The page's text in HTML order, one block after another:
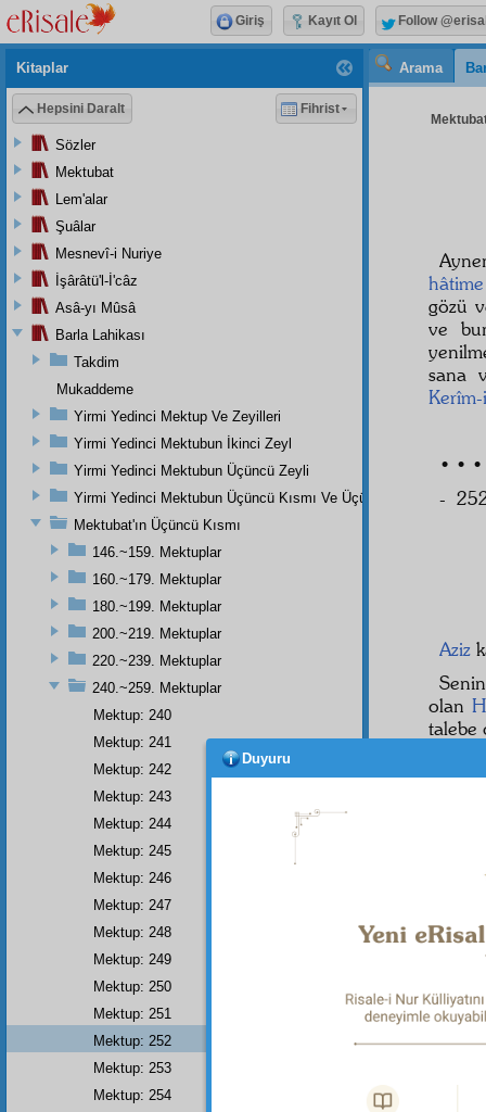
Arama
hâtime
gözü
ve
sana
• • •
-
Aziz
olan
talebe
anıp
17:44.
Kitaplar
Hepsini Daralt Fihrist
Sözler
Mektubat
Lem'alar
Şuâlar
Mesnevî-i Nuriye
İşârâtü'l-İ'câz
Asâ-yı Mûsâ
Barla Lahikası
Takdim
Mukaddeme
Yirmi Yedinci Mektup Ve Zeyilleri
Yirmi Yedinci Mektubun İkinci Zeyl
Yirmi Yedinci Mektubun Üçüncü Zeyli
Yirmi Yedinci Mektubun Üçüncü Kısmı Ve Üçüncü Zeylin
Mektubat'ın Üçüncü Kısmı
146.~159. Mektuplar
160.~179. Mektuplar
180.~199. Mektuplar
200.~219. Mektuplar
220.~239. Mektuplar
240.~259. Mektuplar
Mektup: 240
Mektup: 241
Mektup: 242
Mektup: 243
Mektup: 244
Mektup: 245
Mektup: 246
Mektup: 247
Mektup: 248
Mektup: 249
Mektup: 250
Mektup: 251
Mektup: 252
Mektup: 253
Mektup: 254
Giriş Kayıt Ol Follow
Duyuru